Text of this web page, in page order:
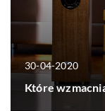
30-04-2020
Które